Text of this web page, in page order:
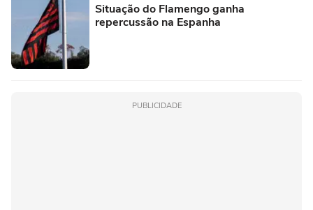
Situação do Flamengo ganha
repercussão na Espanha
PUBLICIDADE